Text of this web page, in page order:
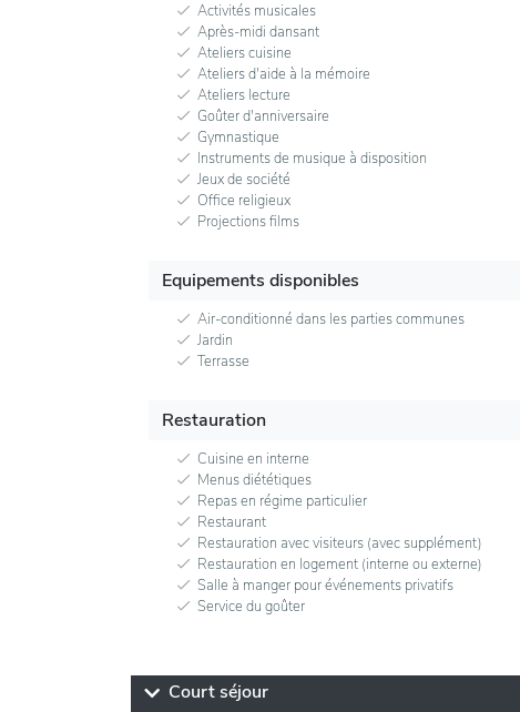
Activités musicales
Après-midi dansant
Ateliers cuisine
Ateliers d'aide à la mémoire
Ateliers lecture
Goûter d'anniversaire
Gymnastique
Instruments de musique à disposition
Jeux de société
Office religieux
Projections films
Equipements disponibles
Air-conditionné dans les parties communes
Jardin
Terrasse
Restauration
Cuisine en interne
Menus diététiques
Repas en régime particulier
Restaurant
Restauration avec visiteurs (avec supplément)
Restauration en logement (interne ou externe)
Salle à manger pour événements privatifs
Service du goûter
Court séjour